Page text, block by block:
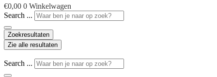
€0,00 0 Winkelwagen
Search ...
Zoekresultaten
Zie alle resultaten
Search ...